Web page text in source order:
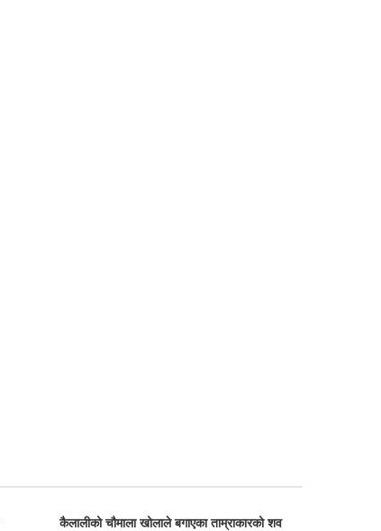
कैलालीको चौमाला खोलाले बगाएका ताम्राकारको शव